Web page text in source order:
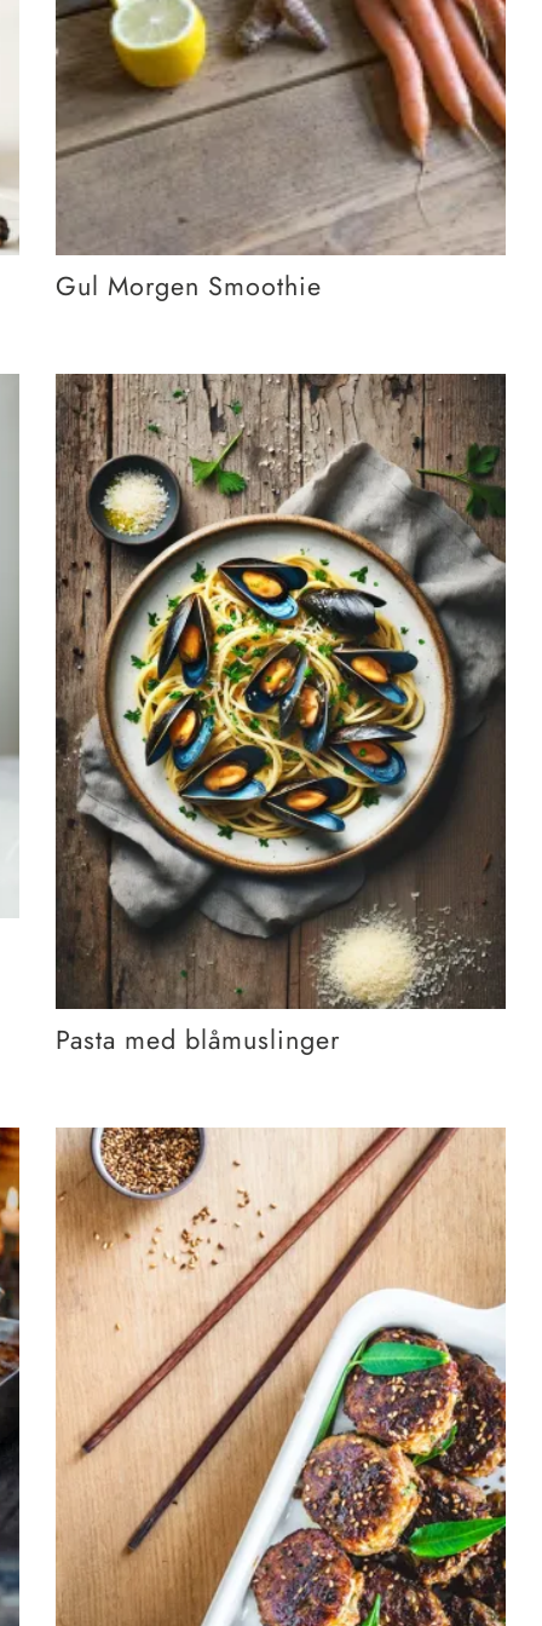
Gul Morgen Smoothie
Pasta med blåmuslinger